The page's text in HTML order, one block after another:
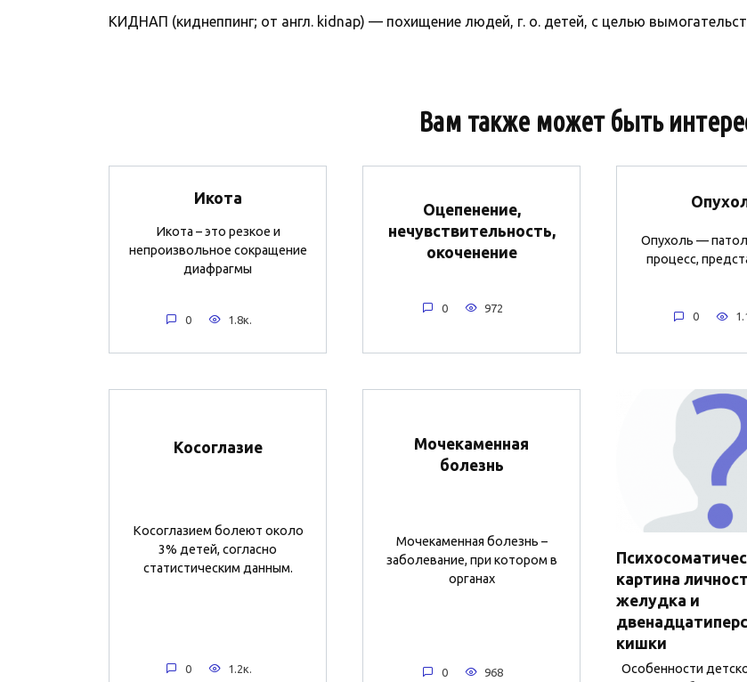
КИДНАП (киднеппинг; от англ. kidnap) — похищение людей, г. о. детей, с целью
Вам также может быть
Икота
Икота – это резкое и
непроизвольное сокращение
диафрагмы
0 1.8к.
Оцепенение,
нечувствительность,
окоченение
0 972
Опухоль —
процесс,
0
Косоглазие
Косоглазием болеют около
3% детей, согласно
статистическим данным.
0 1.2к.
Мочекаменная
болезнь
Мочекаменная болезнь –
заболевание, при котором в
органах
0 968
картина
желудка и
кишки
Особенности